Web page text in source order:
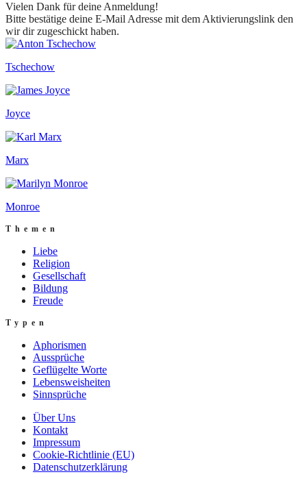
Vielen Dank für deine Anmeldung!
Bitte bestätige deine E-Mail Adresse mit dem Aktivierungslink den
wir dir zugeschickt haben.
Tschechow
Joyce
Marx
Monroe
Themen
Liebe
Religion
Gesellschaft
Bildung
Freude
Typen
Aphorismen
Aussprüche
Geflügelte Worte
Lebensweisheiten
Sinnsprüche
Über Uns
Kontakt
Impressum
Cookie-Richtlinie (EU)
Datenschutzerklärung